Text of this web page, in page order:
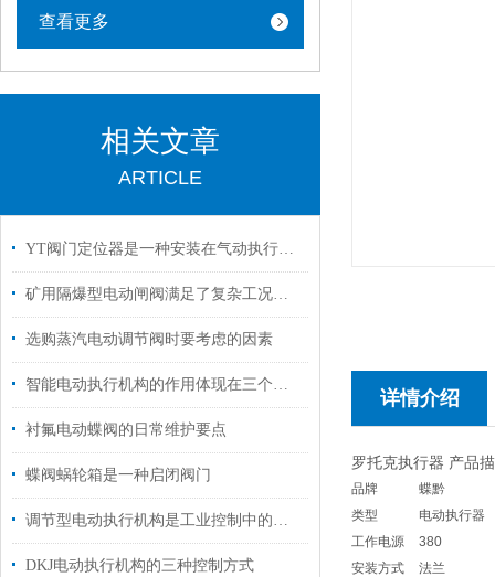
查看更多
相关文章
ARTICLE
YT阀门定位器是一种安装在气动执行机构上的反馈控制装置
矿用隔爆型电动闸阀满足了复杂工况下的多样化需求
选购蒸汽电动调节阀时要考虑的因素
智能电动执行机构的作用体现在三个层面
衬氟电动蝶阀的日常维护要点
蝶阀蜗轮箱是一种启闭阀门
调节型电动执行机构是工业控制中的一个重要环节
DKJ电动执行机构的三种控制方式
详情介绍
罗托克执行器 产品
品牌
蝶黔
类型
电动执行器
工作电源
380
安装方式
法兰